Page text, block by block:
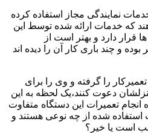
نمایندگی مجاز استفاده کرده
که خدمات ارائه شده توسط این
قرار دارد و بهتر است از
و چند باری کار آن را دیده اند
را گرفته و وی را برای
دعوت کنند،یک لحظه به این
انجام تعمیرات این دستگاه متفاوت
استفاده شده از چه نوعی هستند و
است یا خیر؟